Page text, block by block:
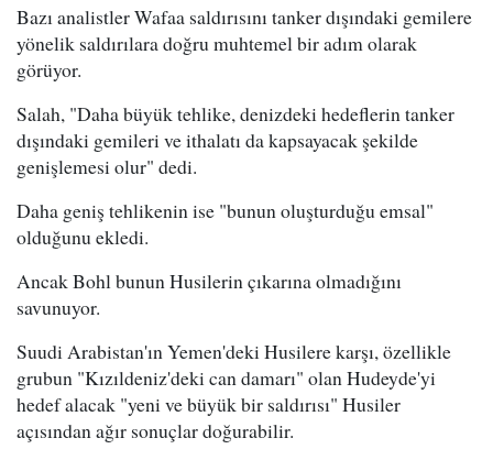
Bazı analistler Wafaa saldırısını tanker dışındaki gemilere
yönelik saldırılara doğru muhtemel bir adım olarak
görüyor.
Salah, "Daha büyük tehlike, denizdeki hedeflerin tanker
dışındaki gemileri ve ithalatı da kapsayacak şekilde
genişlemesi olur" dedi.
Daha geniş tehlikenin ise "bunun oluşturduğu emsal"
olduğunu ekledi.
Ancak Bohl bunun Husilerin çıkarına olmadığını
savunuyor.
Suudi Arabistan'ın Yemen'deki Husilere karşı, özellikle
grubun "Kızıldeniz'deki can damarı" olan Hudeyde'yi
hedef alacak "yeni ve büyük bir saldırısı" Husiler
açısından ağır sonuçlar doğurabilir.